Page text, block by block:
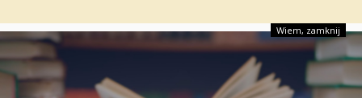
Wiem, zamknij